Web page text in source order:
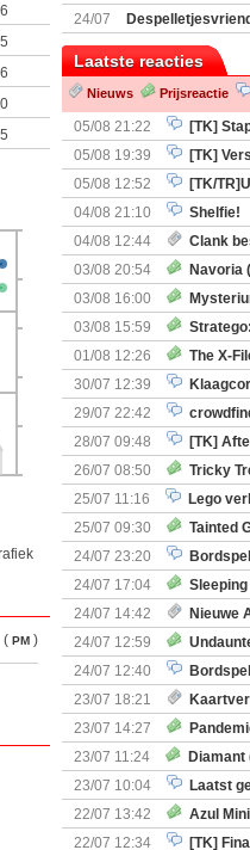
( PM )
Boardgamegeek
24/07
Laatste reacties
Nieuws Prijsreactie
05/08 21:22
[TK]
Nemesis Retaliation,
05/08 19:39
[TK]
05/08 12:52
[TK/
Prijsverlagingen,
04/08 21:10
Shelfie!
04/08 12:44
Clank
+ nieuwe uitbreiding
03/08 20:54 Navoria
03/08 16:00
Kapitein Boe
(Bordspellen)
03/08 15:59
01/08 12:26
The X-
30/07 12:39
29/07 22:42
28/07 09:48
[TK]
26/07 08:50
Tricky
25/07 11:16
Lego
25/07 09:30
Tainted
Uitbreiding: Wyrd
24/07 23:20
24/07 17:04
(Bordspellen)
24/07 14:42
Nieuwe
Surprise Shipments
24/07 12:59
(Bordspellen)
24/07 12:40
23/07 18:21
start
23/07 14:27
(Bordspellen)
23/07 11:24 Diamant
23/07 10:04
Laatst
22/07 13:42
Azul
(Bordspellen)
22/07 12:34 [TK]